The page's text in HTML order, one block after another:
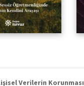
Verilerin Korunması